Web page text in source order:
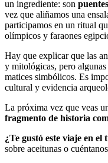
un ingrediente: son
vez que aliñamos una
participamos en un ritual
olímpicos y faraones
Hay que explicar que las
y mitológicas, pero
matices simbólicos. Es
cultural y evidencia
La próxima vez que veas
fragmento de historia
¿Te gustó este viaje en el
sobre aceitunas o